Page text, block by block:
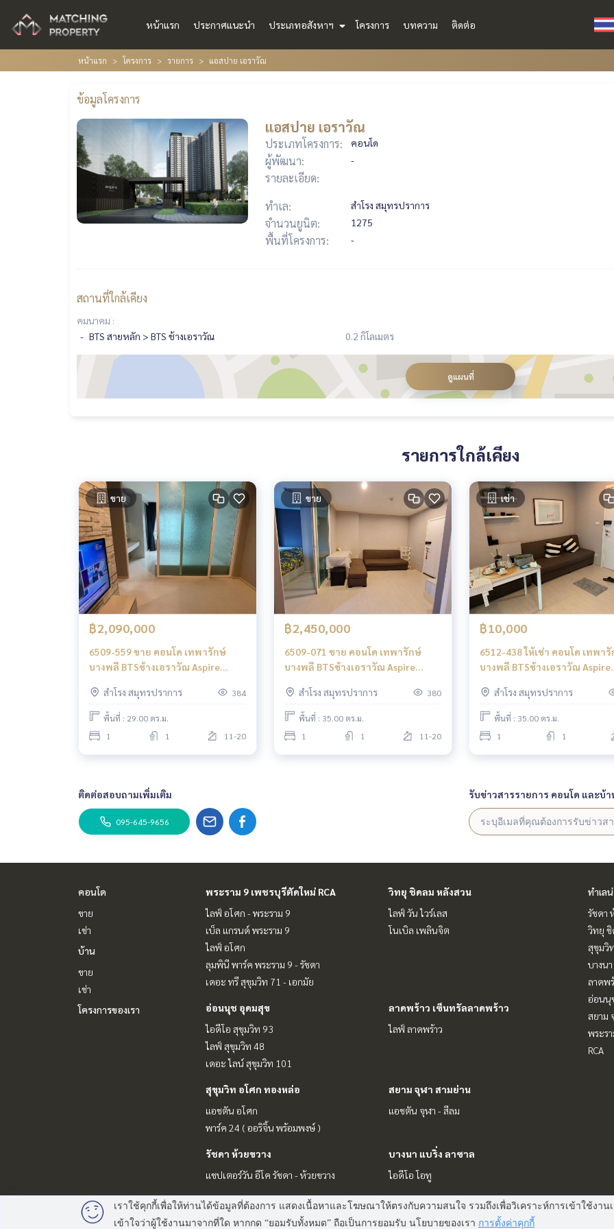
หน้าแรก ประกาศแนะนำ ประเภทอสังหาฯ โครงการ บทความ ติดต่อ
หน้าแรก โครงการ รายการ แอสปาย เอราวัณ
ข้อมูลโครงการ
แอสปาย เอราวัณ
ประเภทโครงการ: คอนโด
ผู้พัฒนา: -
รายละเอียด:
ทำเล:
สำโรง สมุทรปราการ
จำนวนยูนิต: 1275
พื้นที่โครงการ: -
สถานที่ใกล้เคียง
คมนาคม :
BTS สายหลัก > BTS ช้างเอราวัณ
0.2 กิโลเมตร
ดูแผนที่
รายการใกล้เคียง
ขาย
฿2,090,000
6509-559 ขาย คอนโด เทพารักษ์
บางพลี BTSช้างเอราวัณ Aspire
สำโรง สมุทรปราการ
384
พื้นที่ : 29.00 ตร.ม.
1
1 11-20
ขาย
฿2,450,000
6509-071 ขาย คอนโด เทพารักษ์
บางพลี BTSช้างเอราวัณ Aspire
สำโรง สมุทรปราการ
380
พื้นที่ : 35.00 ตร.ม.
1
1 11-20
เช่า
฿10,000
6512-438 ให้เช่า คอนโด เทพา
บางพลี BTSช้างเอราวัณ Aspire
สำโรง สมุทรปราการ
พื้นที่ : 35.00 ตร.ม.
1
1
ติดต่อสอบถามเพิ่มเติม
095-645-9656
รับข่าวสารรายการ คอนโด และบ้า
คอนโด
ขาย
เช่า
บ้าน
ขาย
เช่า
โครงการของเรา
พระราม 9 เพชรบุรีตัดใหม่ RCA
ไลฟ์ อโศก - พระราม 9
เบ็ล แกรนด์ พระราม 9
ไลฟ์ อโศก
ลุมพินี พาร์ค พระราม 9 - รัชดา
เดอะ ทรี สุขุมวิท 71 - เอกมัย
วิทยุ ชิดลม หลังสวน
ไลฟ์ วัน ไวร์เลส
โนเบิล เพลินจิต
อ่อนนุช อุดมสุข
ไอดีโอ สุขุมวิท 93
ไลฟ์ สุขุมวิท 48
เดอะ ไลน์ สุขุมวิท 101
ลาดพร้าว เซ็นทรัลลาดพร้าว
ไลฟ์ ลาดพร้าว
สุขุมวิท อโศก ทองหล่อ
แอชตัน อโศก
พาร์ค 24 ( ออริจิ้น พร้อมพงษ์ )
สยาม จุฬา สามย่าน
แอชตัน จุฬา - สีลม
รัชดา ห้วยขวาง
แชปเตอร์วัน อีโค รัชดา - ห้วยขวาง
บางนา แบริ่ง ลาซาล
ไอดีโอ โอทู
ทำเล
รัชดา
วิทยุ
สุขุมวิ
บางน
ลาดพ
อ่อนนุ
สยาม
พระร
RCA
Power byLivinginsider.com
เราใช้คุกกี้เพื่อให้ท่านได้ข้อมูลที่ต้องการ แสดงเนื้อหาและโฆษณาให้ตรงกับความสนใจ รวมถึงเพื่อวิเคราะห์การเข้าใช้งา
เข้าใจว่าผู้ใช้งานมาจากที่ใด หากกด “ยอมรับทั้งหมด” ถือเป็นการยอมรับ นโยบายของเรา การตั้งค่าคุกกี้